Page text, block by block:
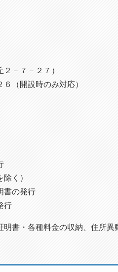
２－７－２７）
（開設時のみ対応）
く）
書の発行
行
書・各種料金の収納、住所